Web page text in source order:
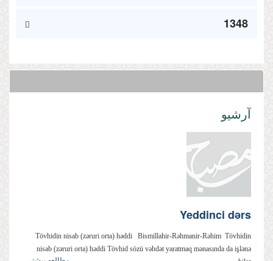
1348
آرشیو
Yeddinci dərs
Tövhidin nisab (zəruri orta) həddi Bismillahir-Rəhmanir-Rəhim Tövhidin
nisab (zəruri orta) həddi Tövhid sözü vəhdət yaratmaq mənasında da işlənə